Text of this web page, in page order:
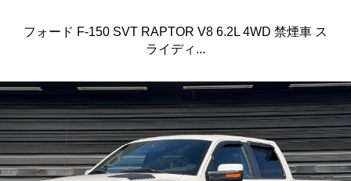
フォード F-150 SVT RAPTOR V8 6.2L 4WD 禁煙車 ス
ライディ...